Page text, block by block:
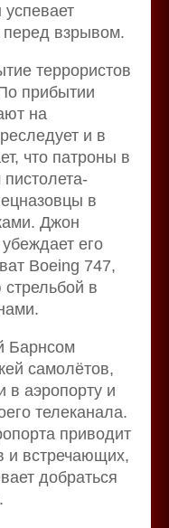
перед взрывом.
террористов
прибытии
на
и в
что патроны в
в
Джон
его
Boeing 747,
в
Барнсом
самолётов,
в аэропорту и
телеканала.
приводит
и встречающих,
добраться